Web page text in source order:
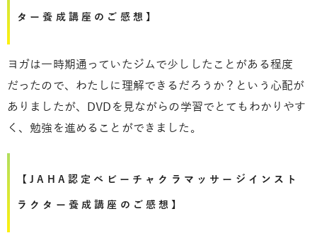
ター養成講座のご感想】
ヨガは一時期通っていたジムで少ししたことがある程度
だったので、わたしに理解できるだろうか？という心配が
ありましたが、DVDを見ながらの学習でとてもわかりやす
く、勉強を進めることができました。
【JAHA認定ベビーチャクラマッサージインスト
ラクター養成講座のご感想】